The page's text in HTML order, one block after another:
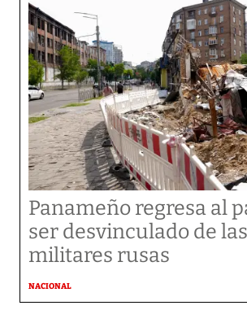
Panameño regresa al
ser desvinculado de
militares rusas
NACIONAL